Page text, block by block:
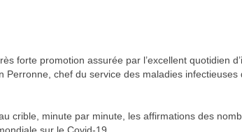
forte promotion assurée par l’excellent quotidien
Perronne, chef du service des maladies infectieuses
crible, minute par minute, les affirmations des